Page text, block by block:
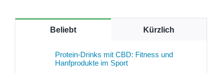
Beliebt Kürzlich
Protein-Drinks mit CBD: Fitness und
Hanfprodukte im Sport